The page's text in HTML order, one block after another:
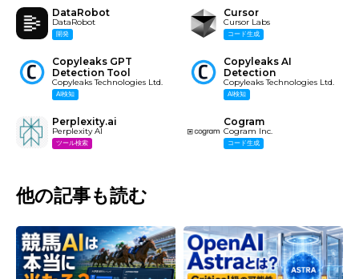
DataRobot
DataRobot
開発
Cursor
Cursor Labs
コード生成
Copyleaks GPT
Detection Tool
Copyleaks Technologies Ltd.
AI検知
Copyleaks AI
Detection
Copyleaks Technologies Ltd.
AI検知
Perplexity.ai
Perplexity AI
ツール検索
Cogram
Cogram Inc.
コード生成
他の記事も読む